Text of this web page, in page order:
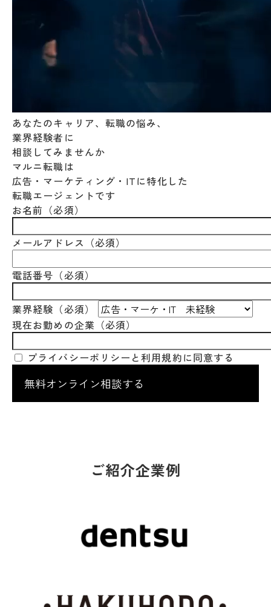
あなたのキャリア、転職の悩み、
業界経験者に
相談してみませんか
マルニ転職は
広告・マーケティング・ITに特化した
転職エージェントです
お名前（必須）
メールアドレス （必須）
電話番号 （必須）
業界経験 （必須）
現在お勤めの企業 （必須）
プライバシーポリシーと利用規約に同意する
ご紹介企業例